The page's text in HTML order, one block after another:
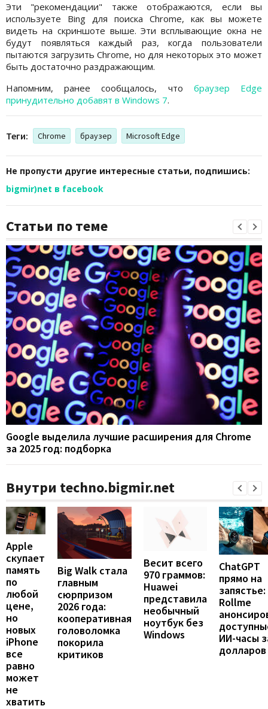
Эти "рекомендации" также отображаются, если вы
используете Bing для поиска Chrome, как вы можете
видеть на скриншоте выше. Эти всплывающие окна не
будут появляться каждый раз, когда пользователи
пытаются загрузить Chrome, но для некоторых это может
быть достаточно раздражающим.
Напомним, ранее сообщалось, что браузер Edge
принудительно добавят в Windows 7.
Теги: Chrome браузер Microsoft Edge
Не пропусти другие интересные статьи, подпишись:
bigmir)net в facebook
Статьи по теме
Google выделила лучшие расширения для Chrome
за 2025 год: подборка
Внутри techno.bigmir.net
Apple
скупает
память
по
любой
цене,
но
новых
iPhone
все
равно
может
не
хватить
Big Walk стала
главным
сюрпризом
2026 года:
кооперативная
головоломка
покорила
критиков
Весит всего
970 граммов:
Huawei
представила
необычный
ноутбук без
Windows
ChatGPT
прямо на
запястье:
Rollme
ИИ-часы
долларов